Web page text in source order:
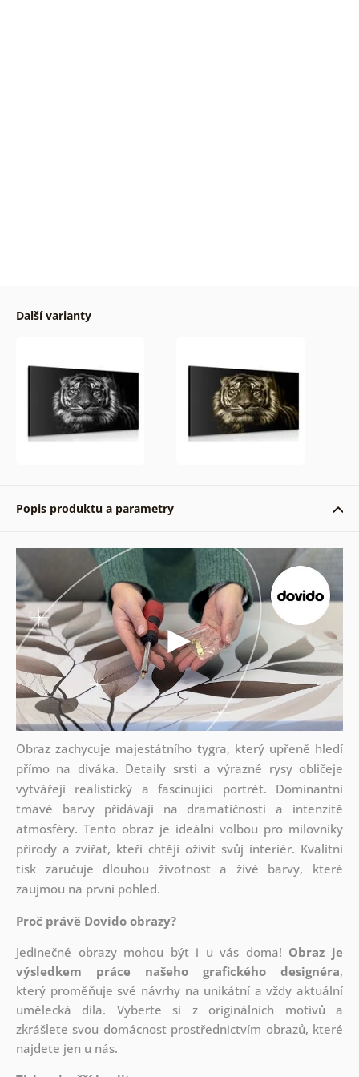
Další varianty
Popis produktu a parametry
Obraz zachycuje majestátního tygra, který upřeně hledí
přímo na diváka. Detaily srsti a výrazné rysy obličeje
vytvářejí realistický a fascinující portrét. Dominantní
tmavé barvy přidávají na dramatičnosti a intenzitě
atmosféry. Tento obraz je ideální volbou pro milovníky
přírody a zvířat, kteří chtějí oživit svůj interiér. Kvalitní
tisk zaručuje dlouhou životnost a živé barvy, které
zaujmou na první pohled.
Proč právě Dovido obrazy?
Jedinečné obrazy mohou být i u vás doma! Obraz je
výsledkem práce našeho grafického designéra,
který proměňuje své návrhy na unikátní a vždy aktuální
umělecká díla. Vyberte si z originálních motivů a
zkrášlete svou domácnost prostřednictvím obrazů, které
najdete jen u nás.